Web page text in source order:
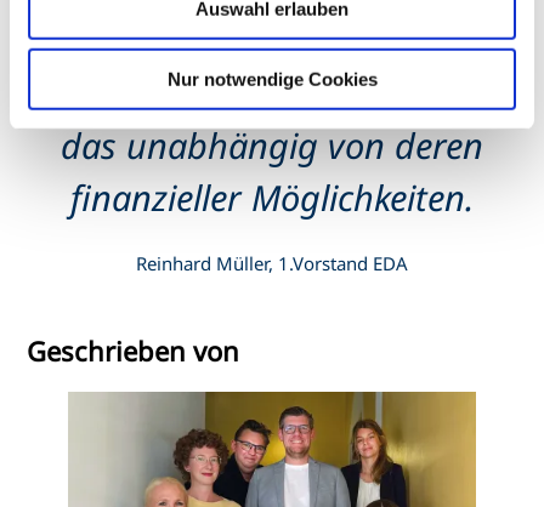
Auswahl erlauben
Nur notwendige Cookies
wofür gutes Sehen die
Grundvoraussetzung ist. Und
das unabhängig von deren
finanzieller Möglichkeiten.
Reinhard Müller, 1.Vorstand EDA
Geschrieben von